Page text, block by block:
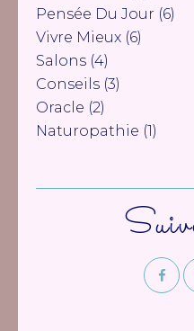
Pensée Du Jour (6)
Vivre Mieux (6)
Salons (4)
Conseils (3)
Oracle (2)
Naturopathie (1)